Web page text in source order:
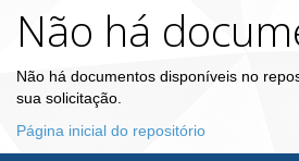
Não há
Não há documentos disponíveis no
sua solicitação.
Página inicial do repositório